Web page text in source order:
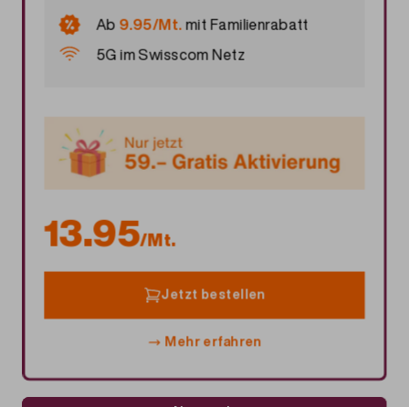
Ab 9.95/Mt.mitFamilienrabatt
5G im Swisscom Netz
13.95/Mt.
Jetzt bestellen
Mehr erfahren